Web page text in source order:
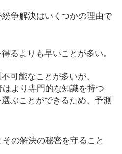
争解決はいくつかの理由で
るよりも早いことが多い。
可能なことが多いが、
より専門的な知識を持つ
ぶことができるため、予測
の解決の秘密を守ること